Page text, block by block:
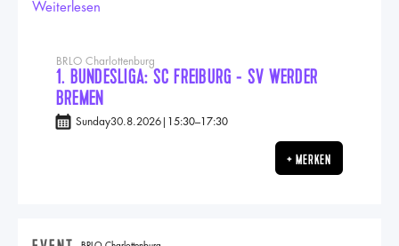
Weiterlesen
BRLO Charlottenburg
1. BUNDESLIGA: SC FREIBURG - SV WERDER
BREMEN
Sunday30.8.2026 15:30–17:30
+ MERKEN